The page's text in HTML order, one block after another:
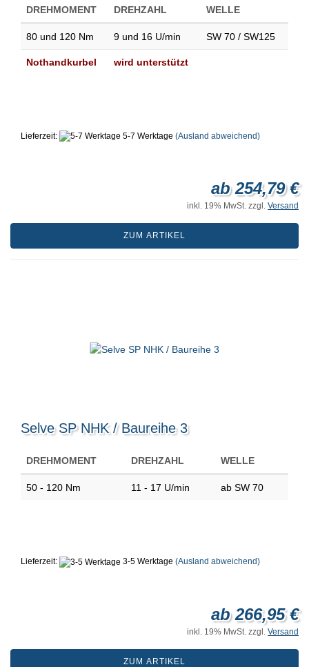
DREHMOMENT DREHZAHL WELLE
80 und 120 Nm 9 und 16 U/min SW 70 / SW125
Nothandkurbel wird unterstützt
Lieferzeit: 5-7 Werktage (Ausland abweichend)
ab 254,79 €
inkl. 19% MwSt. zzgl. Versand
ZUM ARTIKEL
Selve SP NHK / Baureihe 3
DREHMOMENT DREHZAHL WELLE
50 - 120 Nm 11 - 17 U/min ab SW 70
Lieferzeit: 3-5 Werktage (Ausland abweichend)
ab 266,95 €
inkl. 19% MwSt. zzgl. Versand
ZUM ARTIKEL